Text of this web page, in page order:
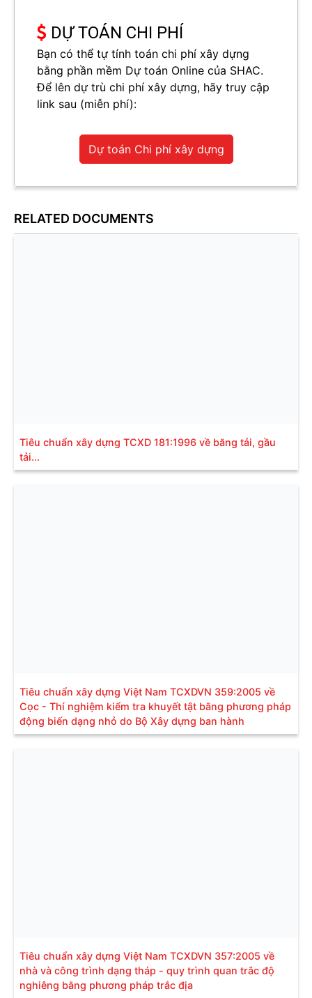
DỰ TOÁN CHI PHÍ
Bạn có thể tự tính toán chi phí xây dựng
bằng phần mềm Dự toán Online của SHAC.
Để lên dự trù chi phí xây dựng, hãy truy cập
link sau (miễn phí):
Dự toán Chi phí xây dựng
RELATED DOCUMENTS
Tiêu chuẩn xây dựng TCXD 181:1996 về băng tải, gầu
tải...
Tiêu chuẩn xây dựng Việt Nam TCXDVN 359:2005 về
Cọc - Thí nghiệm kiểm tra khuyết tật bằng phương pháp
động biến dạng nhỏ do Bộ Xây dựng ban hành
Tiêu chuẩn xây dựng Việt Nam TCXDVN 357:2005 về
nhà và công trình dạng tháp - quy trình quan trắc độ
nghiêng bằng phương pháp trắc địa